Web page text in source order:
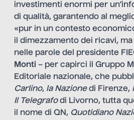
investimenti enormi per
di qualità, garantendo al
«pur in un contesto
il dimezzamento dei ricavi,
nelle parole del presidente
Monti – per capirci il Gruppo
Editoriale nazionale, che
Carlino, la Nazionedi Firenze,
Il Telegrafodi Livorno, tutta
il nome di QN, Quotidiano